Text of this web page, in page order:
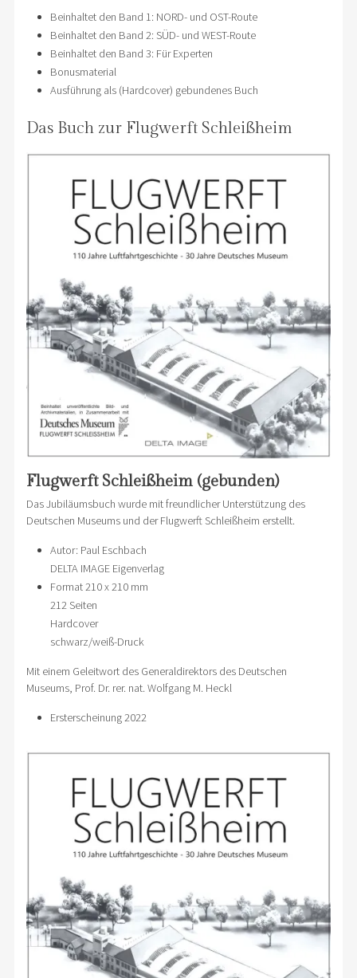
Beinhaltet den Band 1: NORD- und OST-Route
Beinhaltet den Band 2: SÜD- und WEST-Route
Beinhaltet den Band 3: Für Experten
Bonusmaterial
Ausführung als (Hardcover) gebundenes Buch
Das Buch zur Flugwerft Schleißheim
Flugwerft Schleißheim (gebunden)
Das Jubiläumsbuch wurde mit freundlicher Unterstützung des
Deutschen Museums und der Flugwerft Schleißheim erstellt.
Autor: Paul Eschbach
DELTA IMAGE Eigenverlag
Format 210 x 210 mm
212 Seiten
Hardcover
schwarz/weiß-Druck
Mit einem Geleitwort des Generaldirektors des Deutschen
Museums, Prof. Dr. rer. nat. Wolfgang M. Heckl
Ersterscheinung 2022